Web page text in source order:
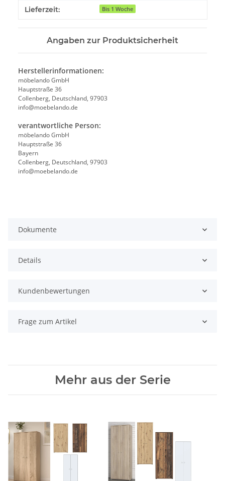
Lieferzeit: Bis 1 Woche
Angaben zur Produktsicherheit
Herstellerinformationen:
möbelando GmbH
Hauptstraße 36
Collenberg, Deutschland, 97903
info@moebelando.de
verantwortliche Person:
möbelando GmbH
Hauptstraße 36
Bayern
Collenberg, Deutschland, 97903
info@moebelando.de
Dokumente
Details
Kundenbewertungen
Frage zum Artikel
Mehr aus der Serie